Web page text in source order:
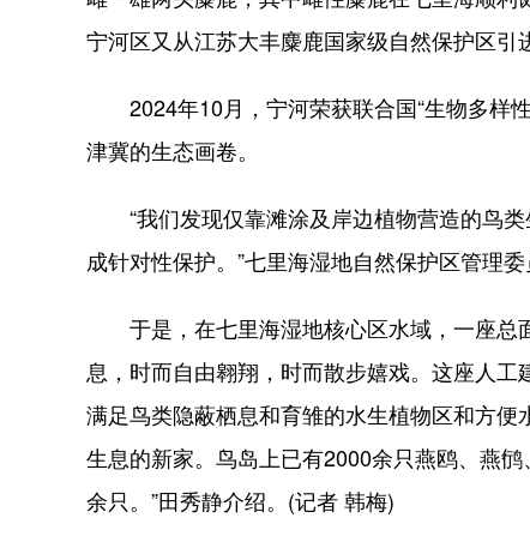
宁河区又从江苏大丰麋鹿国家级自然保护区引
2024年10月，宁河荣获联合国“生物多样性
津冀的生态画卷。
“我们发现仅靠滩涂及岸边植物营造的鸟类
成针对性保护。”七里海湿地自然保护区管理委
于是，在七里海湿地核心区水域，一座总
息，时而自由翱翔，时而散步嬉戏。这座人工
满足鸟类隐蔽栖息和育雏的水生植物区和方
生息的新家。鸟岛上已有2000余只燕鸥、燕
余只。”田秀静介绍。(记者 韩梅)